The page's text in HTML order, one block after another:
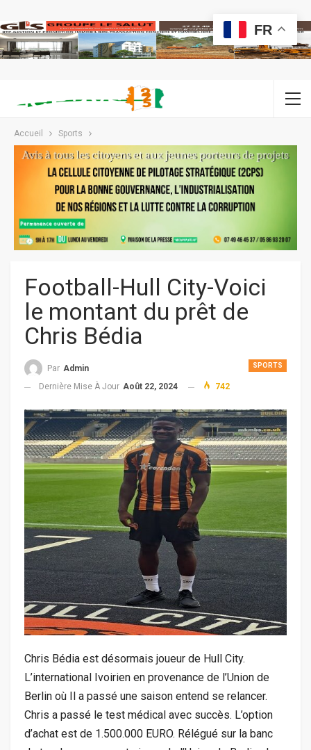
Accueil Sports
Football-Hull City-Voici
le montant du prêt de
Chris Bédia
SPORTS
Par Admin
Dernière Mise À Jour Août 22, 2024 742
Chris Bédia est désormais joueur de Hull City.
L’international Ivoirien en provenance de l’Union de
Berlin où Il a passé une saison entend se relancer.
Chris a passé le test médical avec succès. L’option
d’achat est de 1.500.000 EURO. Rélégué sur la banc
FR